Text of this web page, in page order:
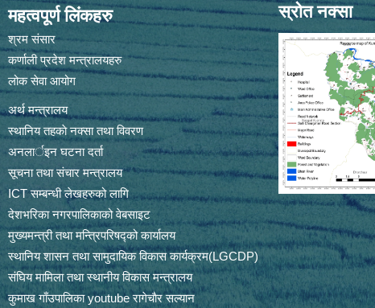
महत्वपूर्ण लिंकहरु
श्रम संसार
कर्णाली प्रदेश मन्त्रालयहरु
लोक सेवा आयोग
अर्थ मन्त्रालय
स्थानिय तहकाे नक्सा तथा विवरण
अनलार्इन घटना दर्ता
सूचना तथा संचार मन्त्रालय
ICT सम्बन्धी लेखहरुको लागि
देशभरिका नगरपालिकाको वेबसाइट
मुख्यमन्त्री तथा मन्त्रिपरिषद्को कार्यालय
स्थानिय शासन तथा सामुदायिक विकास कार्यक्रम(LGCDP)
संघिय मामिला तथा स्थानीय विकास मन्त्रालय
कुमाख गाँउपालिका youtube रागेचाैर सल्यान
स्रोत नक्सा